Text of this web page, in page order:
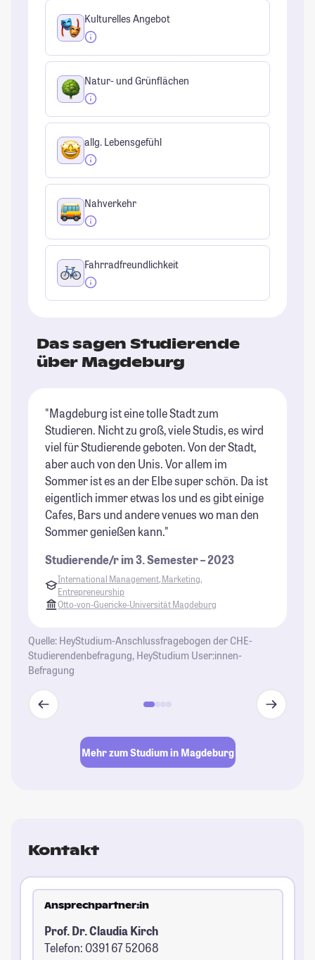
Kulturelles Angebot
Natur- und Grünflächen
allg. Lebensgefühl
Nahverkehr
Fahrradfreundlichkeit
Das sagen Studierende
über Magdeburg
"Magdeburg ist eine tolle Stadt zum
Studieren. Nicht zu groß, viele Studis, es wird
viel für Studierende geboten. Von der Stadt,
aber auch von den Unis. Vor allem im
Sommer ist es an der Elbe super schön. Da ist
eigentlich immer etwas los und es gibt einige
Cafes, Bars und andere venues wo man den
Sommer genießen kann."
Studierende/r im 3. Semester – 2023
International Management, Marketing,
Entrepreneurship
Otto-von-Guericke-Universität Magdeburg
Quelle: HeyStudium-Anschlussfragebogen der CHE-
Studierendenbefragung, HeyStudium User:innen-
Befragung
Mehr zum Studium in Magdeburg
Kontakt
Ansprechpartner:in
Prof. Dr. Claudia Kirch
Telefon: 0391 67 52068